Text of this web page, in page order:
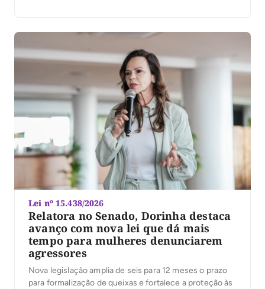
Lei nº 15.438/2026
Relatora no Senado, Dorinha destaca
avanço com nova lei que dá mais
tempo para mulheres denunciarem
agressores
Nova legislação amplia de seis para 12 meses o prazo
para formalização de queixas e fortalece a proteção às